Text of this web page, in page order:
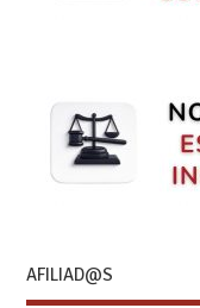
AFILIAD@S